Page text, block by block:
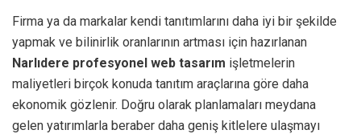
Firma ya da markalar kendi tanıtımlarını daha iyi bir şekilde
yapmak ve bilinirlik oranlarının artması için hazırlanan
Narlıdere profesyonel web tasarım işletmelerin
maliyetleri birçok konuda tanıtım araçlarına göre daha
ekonomik gözlenir. Doğru olarak planlamaları meydana
gelen yatırımlarla beraber daha geniş kitlelere ulaşmayı